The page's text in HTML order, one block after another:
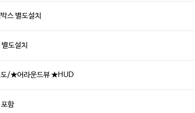
스 별도설치
도설치
/★어라운드뷰 ★HUD
함